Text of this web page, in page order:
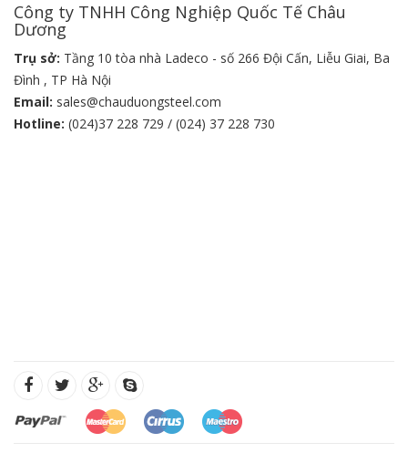
Công ty TNHH Công Nghiệp Quốc Tế Châu
Dương
Trụ sở: Tầng 10 tòa nhà Ladeco - số 266 Đội Cấn, Liễu Giai, Ba
Đình , TP Hà Nội
Email: sales@chauduongsteel.com
Hotline: (024)37 228 729 / (024) 37 228 730